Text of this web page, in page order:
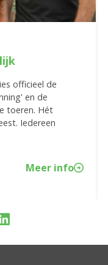
officieel de
en de
toeren. Hét
Iedereen
Meer info